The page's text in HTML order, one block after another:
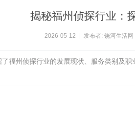
揭秘福州侦探行业：
2026-05-12 发布者: 饶河生活网
了福州侦探行业的发展现状、服务类别及